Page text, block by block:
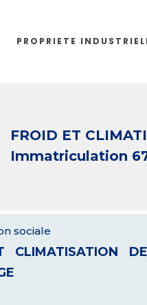
PROPRIETE
FROID ET
Immatriculation
sociale
CLIMATISATION